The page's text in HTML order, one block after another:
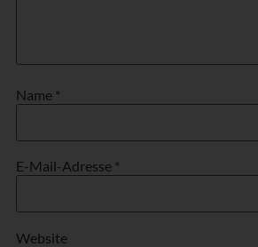
Name *
E-Mail-Adresse *
Website